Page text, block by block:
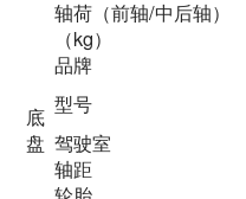
轴荷（前轴/中后轴）
（kg）
底
盘
品牌
型号
驾驶室
轴距